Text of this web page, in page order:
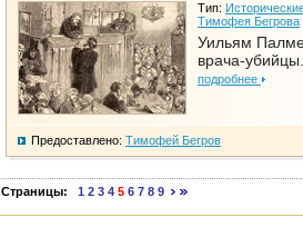
Тип:
Тимофея Бегрова
Уильям
врача-
подробнее
Предоставлено: Тимофей Бегров
Страницы: 1 2 3 4 5 6 7 8 9